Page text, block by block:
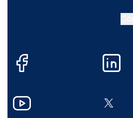
Facebook LinkedIn
YouTube X